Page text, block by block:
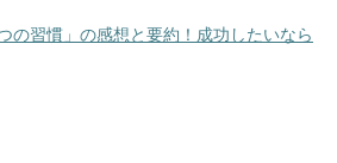
の習慣」の感想と要約！成功したいなら